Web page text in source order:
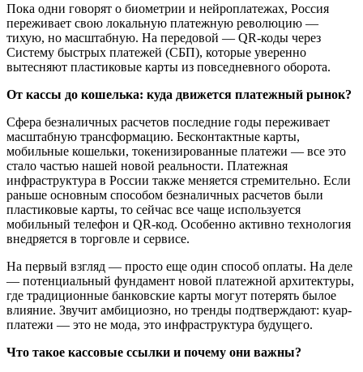
Пока одни говорят о биометрии и нейроплатежах, Россия
переживает свою локальную платежную революцию —
тихую, но масштабную. На передовой — QR-коды через
Систему быстрых платежей (СБП), которые уверенно
вытесняют пластиковые карты из повседневного оборота.
От кассы до кошелька: куда движется платежный рынок?
Сфера безналичных расчетов последние годы переживает
масштабную трансформацию. Бесконтактные карты,
мобильные кошельки, токенизированные платежи — все это
стало частью нашей новой реальности. Платежная
инфраструктура в России также меняется стремительно. Если
раньше основным способом безналичных расчетов были
пластиковые карты, то сейчас все чаще используется
мобильный телефон и QR-код. Особенно активно технология
внедряется в торговле и сервисе.
На первый взгляд — просто еще один способ оплаты. На деле
— потенциальный фундамент новой платежной архитектуры,
где традиционные банковские карты могут потерять былое
влияние. Звучит амбициозно, но тренды подтверждают: куар-
платежи — это не мода, это инфраструктура будущего.
Что такое кассовые ссылки и почему они важны?